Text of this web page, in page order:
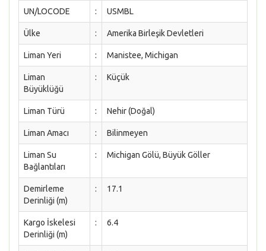
UN/LOCODE : USMBL
Ülke : Amerika Birleşik Devletleri
Liman Yeri : Manistee, Michigan
Liman
Büyüklüğü
: Küçük
Liman Türü : Nehir (Doğal)
Liman Amacı : Bilinmeyen
Liman Su
Bağlantıları
: Michigan Gölü, Büyük Göller
Demirleme
Derinliği (m)
: 17.1
Kargo İskelesi
Derinliği (m)
: 6.4